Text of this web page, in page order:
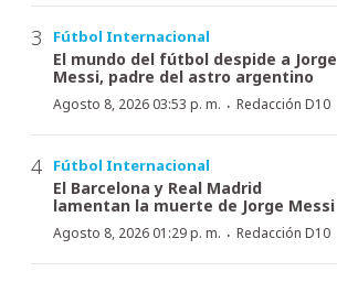
Fútbol Internacional
El mundo del fútbol despide a Jorge
Messi, padre del astro argentino
Agosto 8, 2026 03:53 p. m. · Redacción D10
Fútbol Internacional
El Barcelona y Real Madrid
lamentan la muerte de Jorge Messi
Agosto 8, 2026 01:29 p. m. · Redacción D10